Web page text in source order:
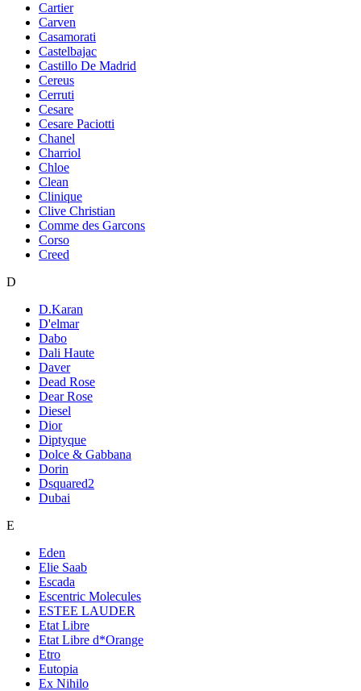
Cartier
Carven
Casamorati
Castelbajac
Castillo De Madrid
Cereus
Cerruti
Cesare
Cesare Paciotti
Chanel
Charriol
Chloe
Clean
Clinique
Clive Christian
Comme des Garcons
Corso
Creed
D
D.Karan
D'elmar
Dabo
Dali Haute
Daver
Dead Rose
Dear Rose
Diesel
Dior
Diptyque
Dolce & Gabbana
Dorin
Dsquared2
Dubai
E
Eden
Elie Saab
Escada
Escentric Molecules
ESTEE LAUDER
Etat Libre
Etat Libre d*Orange
Etro
Eutopia
Ex Nihilo